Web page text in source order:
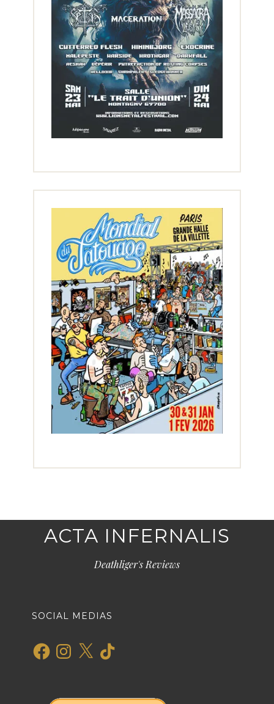
ACTA INFERNALIS
Deathliger's Reviews
SOCIAL MEDIAS
FacebookInstagram
X TikTok